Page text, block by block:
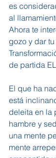
es
al
Ahora te
gozo y dar
de partida
El que ha
está
deleita en la
hambre y
una mente
mente